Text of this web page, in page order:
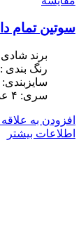
سوتین تمام
برند شادی
رنگ
سایزبندی: ٧۵ تا ٩٠
سری: ۴ عددی
افزودن به
اطلاعات بیشتر